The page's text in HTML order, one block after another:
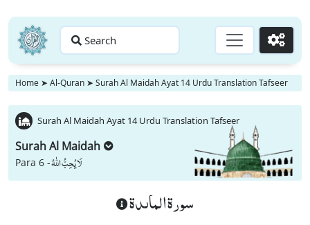
Search Go
Home ➤ Al-Quran ➤ Surah Al Maidah Ayat 14 Urdu Translation Tafseer
Surah Al Maidah Ayat 14 Urdu Translation Tafseer
Surah Al Maidah
Para 6 -لَا یُحِبُّ اللّٰهُ
سورة الماىدة